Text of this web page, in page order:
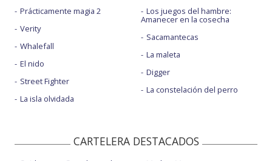
Prácticamente magia 2
Verity
Whalefall
El nido
Street Fighter
La isla olvidada
Los juegos del hambre:
Amanecer en la cosecha
Sacamantecas
La maleta
Digger
La constelación del perro
CARTELERA DESTACADOS